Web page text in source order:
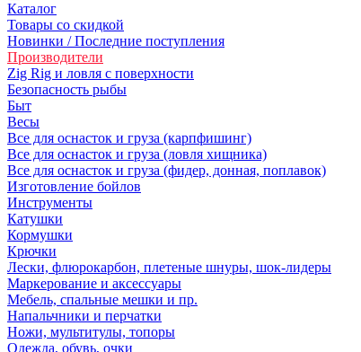
Каталог
Товары со скидкой
Новинки / Последние поступления
Производители
Zig Rig и ловля с поверхности
Безoпасность рыбы
Быт
Весы
Все для оснасток и груза (карпфишинг)
Все для оснасток и груза (ловля хищника)
Все для оснасток и груза (фидер, донная, поплавок)
Изготовление бойлов
Инструменты
Катушки
Кормушки
Крючки
Лески, флюрокарбон, плетеные шнуры, шок-лидеры
Маркерование и аксессуары
Мебель, спальные мешки и пр.
Напальчники и перчатки
Ножи, мультитулы, топоры
Одежда, обувь, очки